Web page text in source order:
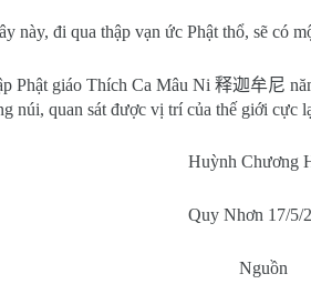
này, đi qua thập vạn ức Phật thổ, sẽ có
Phật giáo Thích Ca Mâu Ni 释迦牟尼
núi, quan sát được vị trí của thế giới cực
Huỳnh Chương
Quy Nhơn 17/5/
Nguồn